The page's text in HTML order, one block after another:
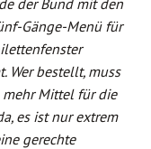
der Bund mit den
Gänge-Menü für
Wer bestellt, muss
mehr Mittel für die
es ist nur extrem
gerechte